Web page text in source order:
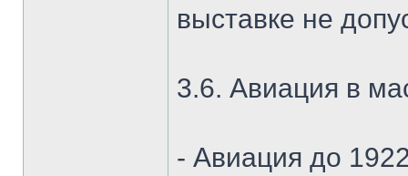
выставке не
3.6. Авиация в
- Авиация до